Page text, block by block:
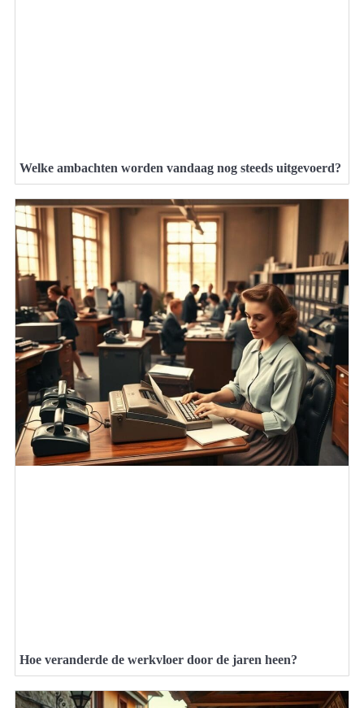
Welke ambachten worden vandaag nog steeds uitgevoerd?
Hoe veranderde de werkvloer door de jaren heen?